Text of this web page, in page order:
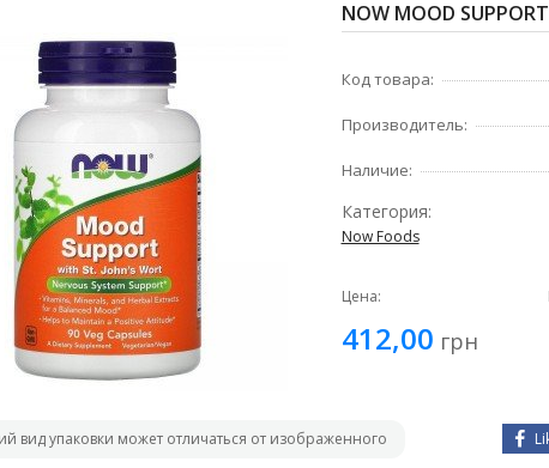
NOW MOOD
Код товара:
Производитель:
Наличие:
Категория:
Now Foods
Цена:
412,00 грн
вид упаковки может отличаться от изображенного